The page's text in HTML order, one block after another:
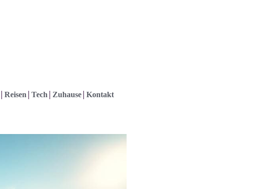
Reisen Tech Zuhause Kontakt